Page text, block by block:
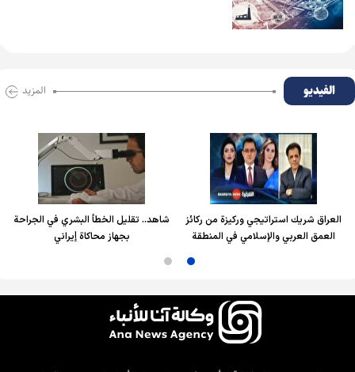
الفیدیو المزید
العراق شريك استراتيجي وركيزة من ركائز
العمق العربي والإسلامي في المنطقة
شاهد.. تقليل الخطأ البشري في الجراحة
بجهاز محاكاة إيراني